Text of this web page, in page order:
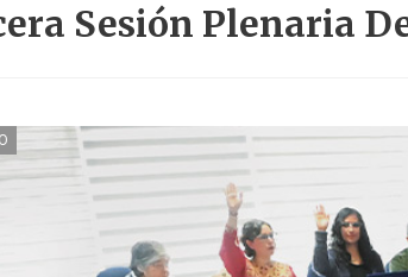
Sesión Plenaria